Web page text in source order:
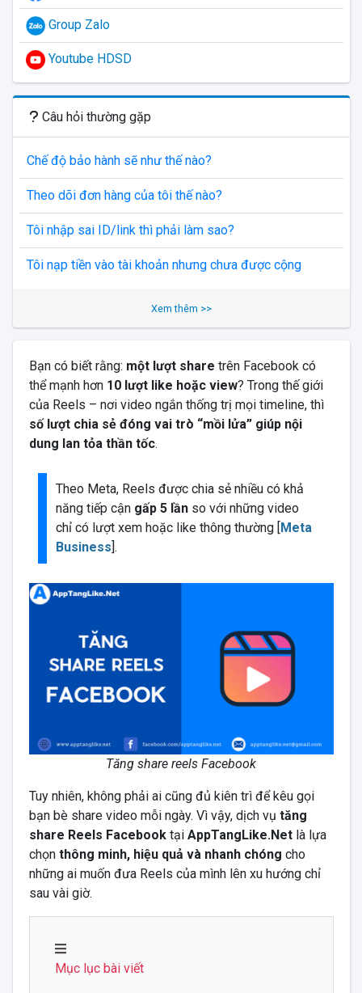
Group Zalo
Youtube HDSD
Câu hỏi thường gặp
Chế độ bảo hành sẽ như thế nào?
Theo dõi đơn hàng của tôi thế nào?
Tôi nhập sai ID/link thì phải làm sao?
Tôi nạp tiền vào tài khoản nhưng chưa được cộng
Xem thêm >>
Bạn có biết rằng: một lượt share trên Facebook có
thể mạnh hơn 10 lượt like hoặc view? Trong thế giới
của Reels – nơi video ngắn thống trị mọi timeline, thì
số lượt chia sẻ đóng vai trò “mồi lửa” giúp nội
dung lan tỏa thần tốc.
Theo Meta, Reels được chia sẻ nhiều có khả
năng tiếp cận gấp 5 lần so với những video
chỉ có lượt xem hoặc like thông thường [Meta
Business].
Tăng share reels Facebook
Tuy nhiên, không phải ai cũng đủ kiên trì để kêu gọi
bạn bè share video mỗi ngày. Vì vậy, dịch vụ tăng
share Reels Facebooktại AppTangLike.Netlà lựa
chọn thông minh, hiệu quả và nhanh chóng cho
những ai muốn đưa Reels của mình lên xu hướng chỉ
sau vài giờ.
Mục lục bài viết